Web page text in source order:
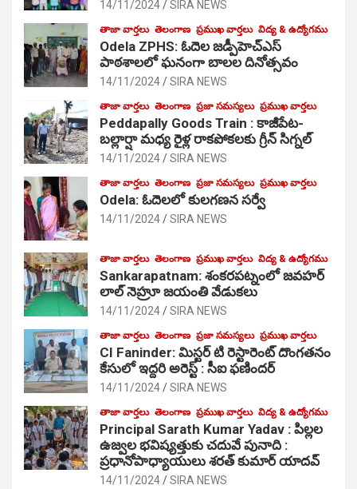
14/11/2024 SIRA NEWS
తాజా వార్తలు తెలంగాణ ప్రముఖ వార్తలు విద్య & ఉద్యోగము
Odela ZPHS: ఓదెల జ‌డ్పీహెచ్ఎస్
పాఠ‌శాల‌లో ఘనంగా బాలల దినోత్సవం
14/11/2024 SIRA NEWS
తాజా వార్తలు తెలంగాణ ప్రజా సమస్యలు ప్రముఖ వార్తలు
Peddapally Goods Train : కాజీపేట-
బల్లార్షా మధ్య రైళ్ల రాకపోకలకు గ్రీన్ సిగ్నల్
14/11/2024 SIRA NEWS
తాజా వార్తలు తెలంగాణ ప్రజా సమస్యలు ప్రముఖ వార్తలు
Odela: ఓదెలలో కులగణన సర్వే
14/11/2024 SIRA NEWS
తాజా వార్తలు తెలంగాణ ప్రముఖ వార్తలు విద్య & ఉద్యోగము
Sankarapatnam: శంకరపట్నంలో జవహర్
లాల్ నెహ్రూ జయంతి వేడుకలు
14/11/2024 SIRA NEWS
తాజా వార్తలు తెలంగాణ ప్రజా సమస్యలు ప్రముఖ వార్తలు
CI Faninder: మిస్టర్ టి రెస్టారెంట్ దొంగతనం
కేసులో ఇద్దరి అరెస్ట్ : సీఐ ఫణిందర్
14/11/2024 SIRA NEWS
తాజా వార్తలు తెలంగాణ ప్రముఖ వార్తలు విద్య & ఉద్యోగము
Principal Sarath Kumar Yadav : పిల్లల
ఉజ్వల భవిష్యత్తుకు చదువే పునాది :
ప్రధానోపాధ్యాయులు శరత్ కుమార్ యాదవ్
14/11/2024 SIRA NEWS